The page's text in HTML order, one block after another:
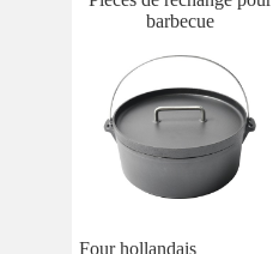
barbecue
Four hollandais